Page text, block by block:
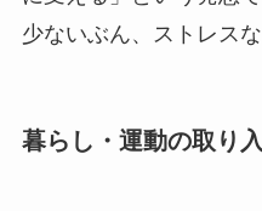
少ないぶん、ストレス
暮らし・運動の取り